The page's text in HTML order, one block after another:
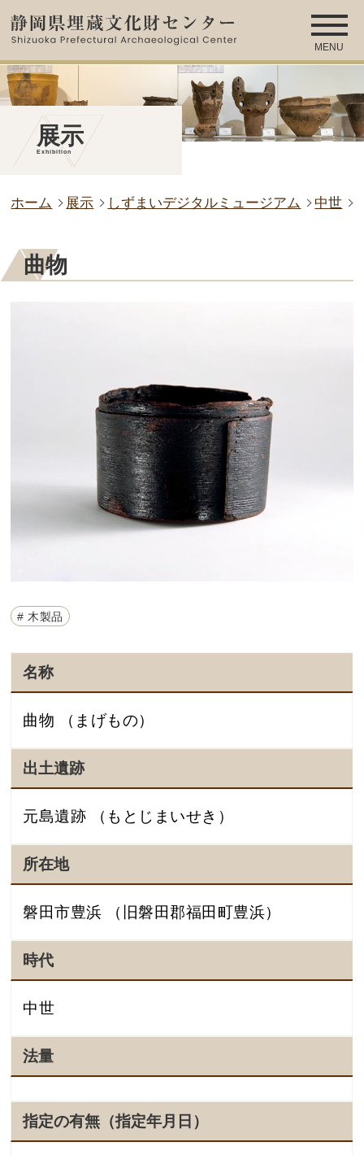
MENU
展示
Exhibition
ホーム 展示 しずまいデジタルミュージアム 中世
曲物
# 木製品
名称
曲物 （まげもの）
出土遺跡
元島遺跡 （もとじまいせき）
所在地
磐田市豊浜 （旧磐田郡福田町豊浜）
時代
中世
法量
指定の有無（指定年月日）